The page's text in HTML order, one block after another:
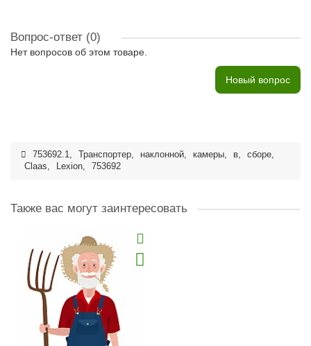
Вопрос-ответ (0)
Нет вопросов об этом товаре.
Новый вопрос
753692.1, Транспортер, наклонной, камеры, в, сборе,
Claas, Lexion, 753692
Также вас могут заинтересовать